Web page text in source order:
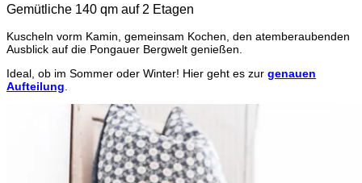
Gemütliche 140 qm auf 2 Etagen
Kuscheln vorm Kamin, gemeinsam Kochen, den atemberaubenden
Ausblick auf die Pongauer Bergwelt genießen.
Ideal, ob im Sommer oder Winter! Hier geht es zur genauen
Aufteilung.